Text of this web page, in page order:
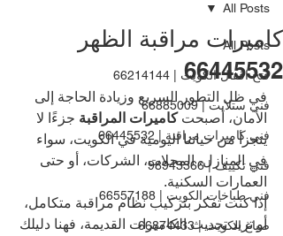
All Posts
فتح اقفال الكويت | 66214144
فني ستلايت | 66885009
فني كاميرات مراقبة | 66445532
فني تكييف | 98943366
فني طباخات الكويت | 66557188
صباغ الكويت | 66874433
All Posts
كاميرات مراقبة الظهر
66445532
في ظل التطور السريع وزيادة الحاجة إلى
الأمان، أصبحت كاميرات المراقبة جزءًا لا
يتجزأ من حياتنا اليومية في الكويت، سواء
في المنازل، المحلات، الشركات، أو حتى
العمارات السكنية.
إذا كنت تفكر بتركيب نظام مراقبة متكامل،
أو تريد تحديث الكاميرات القديمة، فهنا دليلك